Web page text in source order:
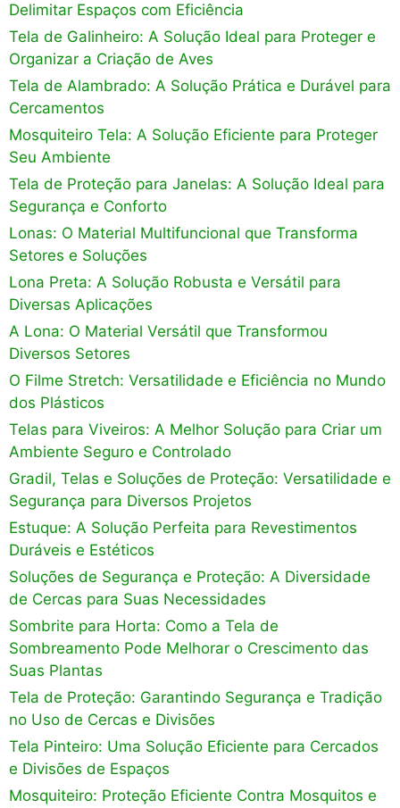
Delimitar Espaços com Eficiência
Tela de Galinheiro: A Solução Ideal para Proteger e
Organizar a Criação de Aves
Tela de Alambrado: A Solução Prática e Durável para
Cercamentos
Mosquiteiro Tela: A Solução Eficiente para Proteger
Seu Ambiente
Tela de Proteção para Janelas: A Solução Ideal para
Segurança e Conforto
Lonas: O Material Multifuncional que Transforma
Setores e Soluções
Lona Preta: A Solução Robusta e Versátil para
Diversas Aplicações
A Lona: O Material Versátil que Transformou
Diversos Setores
O Filme Stretch: Versatilidade e Eficiência no Mundo
dos Plásticos
Telas para Viveiros: A Melhor Solução para Criar um
Ambiente Seguro e Controlado
Gradil, Telas e Soluções de Proteção: Versatilidade e
Segurança para Diversos Projetos
Estuque: A Solução Perfeita para Revestimentos
Duráveis e Estéticos
Soluções de Segurança e Proteção: A Diversidade
de Cercas para Suas Necessidades
Sombrite para Horta: Como a Tela de
Sombreamento Pode Melhorar o Crescimento das
Suas Plantas
Tela de Proteção: Garantindo Segurança e Tradição
no Uso de Cercas e Divisões
Tela Pinteiro: Uma Solução Eficiente para Cercados
e Divisões de Espaços
Mosquiteiro: Proteção Eficiente Contra Mosquitos e